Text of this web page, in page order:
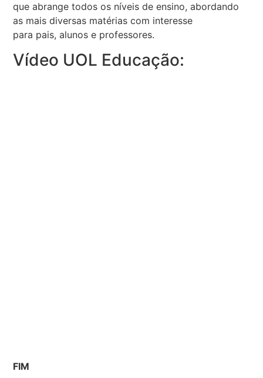
que abrange todos os níveis de ensino, abordando
as mais diversas matérias com interesse
para pais, alunos e professores.
Vídeo UOL Educação:
FIM